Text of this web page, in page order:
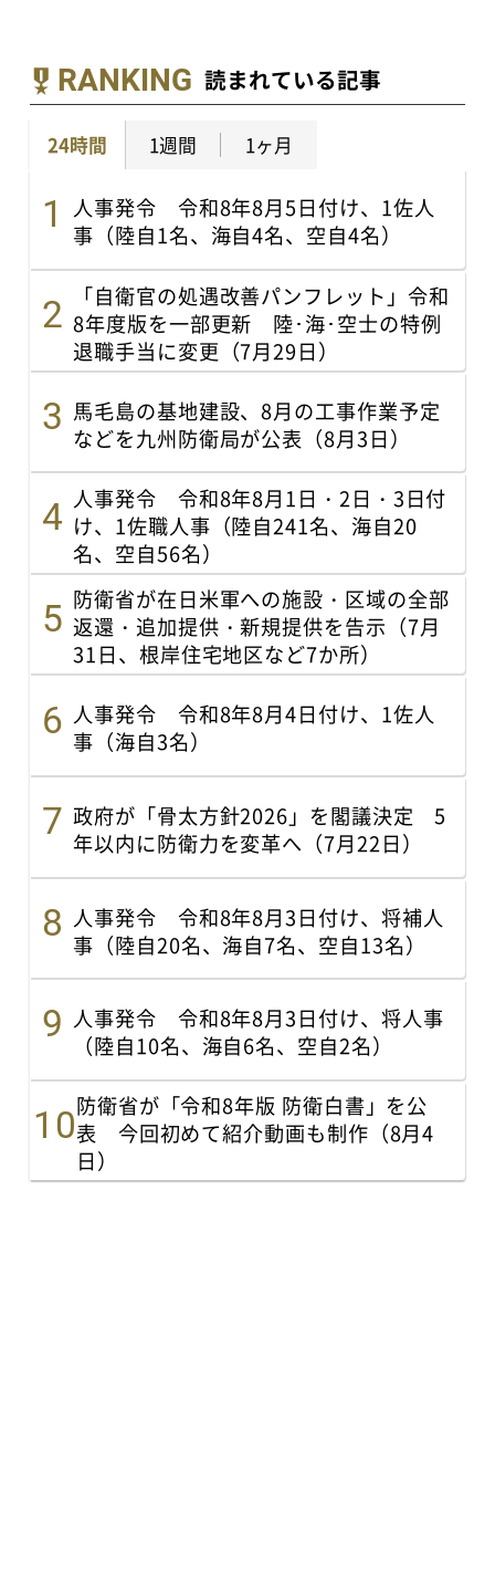
RANKING 読まれている記事
24時間 1週間 1ヶ月
人事発令 令和8年8月5日付け、1佐人
事（陸自1名、海自4名、空自4名）
「自衛官の処遇改善パンフレット」令和
8年度版を一部更新 陸･海･空士の特例
退職手当に変更（7月29日）
馬毛島の基地建設、8月の工事作業予定
などを九州防衛局が公表（8月3日）
人事発令 令和8年8月1日・2日・3日付
け、1佐職人事（陸自241名、海自20
名、空自56名）
防衛省が在日米軍への施設・区域の全部
返還・追加提供・新規提供を告示（7月
31日、根岸住宅地区など7か所）
人事発令 令和8年8月4日付け、1佐人
事（海自3名）
政府が「骨太方針2026」を閣議決定 5
年以内に防衛力を変革へ（7月22日）
人事発令 令和8年8月3日付け、将補人
事（陸自20名、海自7名、空自13名）
人事発令 令和8年8月3日付け、将人事
（陸自10名、海自6名、空自2名）
防衛省が「令和8年版 防衛白書」を公
表 今回初めて紹介動画も制作（8月4
日）